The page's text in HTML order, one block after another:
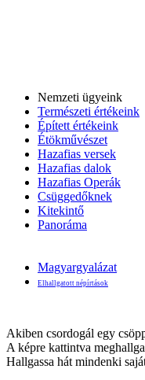
Nemzeti ügyeink
Természeti értékeink
Épített értékeink
Étökművészet
Hazafias versek
Hazafias dalok
Hazafias Operák
Csüggedőknek
Kitekintő
Panoráma
Magyargyalázat
Elhallgatott népírtások
Akiben csordogál egy
A képre kattintva
Hallgassa hát mindenki